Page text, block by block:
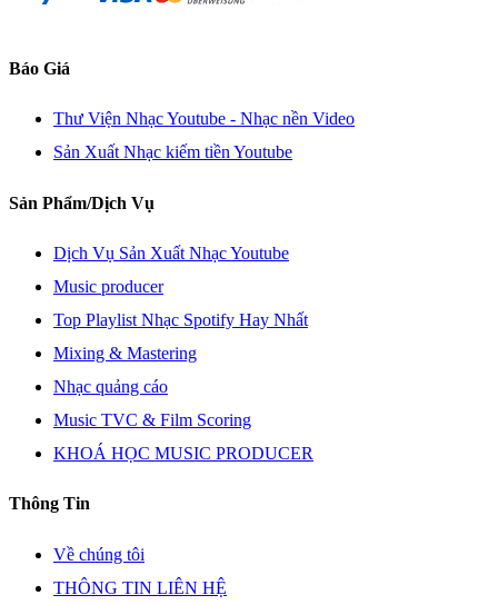
Báo Giá
Thư Viện Nhạc Youtube - Nhạc nền Video
Sản Xuất Nhạc kiếm tiền Youtube
Sản Phẩm/Dịch Vụ
Dịch Vụ Sản Xuất Nhạc Youtube
Music producer
Top Playlist Nhạc Spotify Hay Nhất
Mixing & Mastering
Nhạc quảng cáo
Music TVC & Film Scoring
KHOÁ HỌC MUSIC PRODUCER
Thông Tin
Về chúng tôi
THÔNG TIN LIÊN HỆ